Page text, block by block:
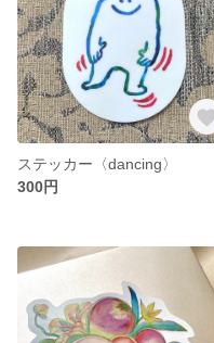
ステッカー〈dancing〉
300円